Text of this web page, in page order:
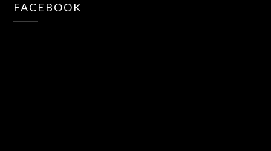
FACEBOOK